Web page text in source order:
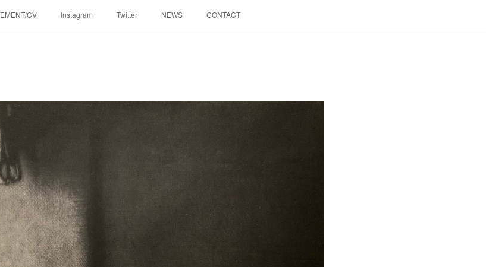
CV Instagram Twitter NEWS CONTACT